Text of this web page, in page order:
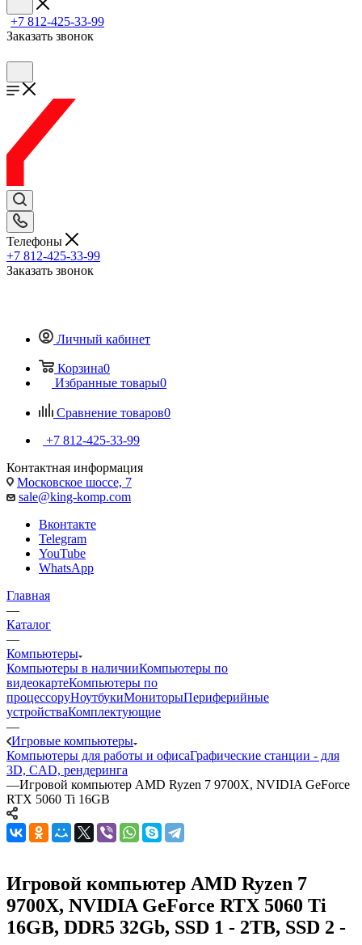
+7 812-425-33-99
Заказать звонок
Телефоны
+7 812-425-33-99
Заказать звонок
Личный кабинет
Корзина0
Избранные товары0
Сравнение товаров0
+7 812-425-33-99
Контактная информация
Московское шоссе, 7
sale@king-komp.com
Вконтакте
Telegram
YouTube
WhatsApp
Главная
—
Каталог
—
Компьютеры
Компьютеры в наличииКомпьютеры по
видеокартеКомпьютеры по
процессоруНоутбукиМониторыПериферийные
устройстваКомплектующие
—
Игровые компьютеры
Компьютеры для работы и офисаГрафические станции - для
3D, CAD, рендеринга
—Игровой компьютер AMD Ryzen 7 9700X, NVIDIA GeForce
RTX 5060 Ti 16GB
Игровой компьютер AMD Ryzen 7
9700X, NVIDIA GeForce RTX 5060 Ti
16GB, DDR5 32Gb, SSD 1 - 2TB, SSD 2 -